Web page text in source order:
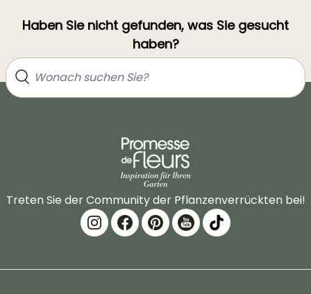
Haben Sie nicht gefunden, was Sie gesucht
haben?
Treten Sie der Community der Pflanzenverrückten bei!